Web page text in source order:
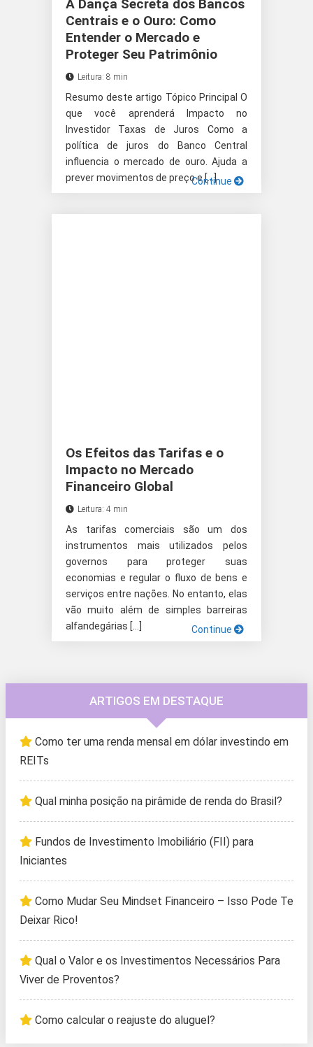
A Dança Secreta dos Bancos
Centrais e o Ouro: Como
Entender o Mercado e
Proteger Seu Patrimônio
Leitura: 8 min
Resumo deste artigo Tópico Principal O
que você aprenderá Impacto no
Investidor Taxas de Juros Como a
política de juros do Banco Central
influencia o mercado de ouro. Ajuda a
prever movimentos de preço e […]
Continue
Os Efeitos das Tarifas e o
Impacto no Mercado
Financeiro Global
Leitura: 4 min
As tarifas comerciais são um dos
instrumentos mais utilizados pelos
governos para proteger suas
economias e regular o fluxo de bens e
serviços entre nações. No entanto, elas
vão muito além de simples barreiras
alfandegárias […]
Continue
ARTIGOS EM DESTAQUE
Como ter uma renda mensal em dólar investindo em
REITs
Qual minha posição na pirâmide de renda do Brasil?
Fundos de Investimento Imobiliário (FII) para
Iniciantes
Como Mudar Seu Mindset Financeiro – Isso Pode Te
Deixar Rico!
Qual o Valor e os Investimentos Necessários Para
Viver de Proventos?
Como calcular o reajuste do aluguel?